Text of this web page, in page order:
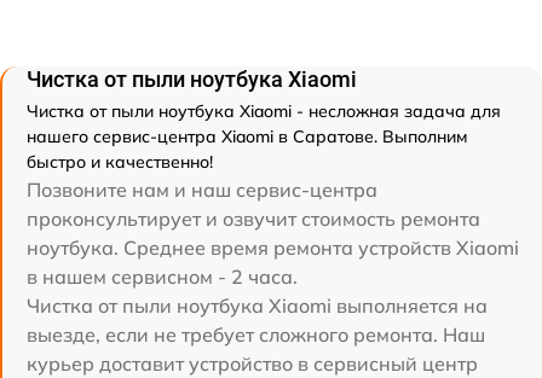
Чистка от пыли ноутбука Xiaomi
Чистка от пыли ноутбука Xiaomi - несложная задача для
нашего сервис-центра Xiaomi в Саратове. Выполним
быстро и качественно!
Позвоните нам и наш сервис-центра
проконсультирует и озвучит стоимость ремонта
ноутбука. Среднее время ремонта устройств Xiaomi
в нашем сервисном - 2 часа.
Чистка от пыли ноутбука Xiaomi выполняется на
выезде, если не требует сложного ремонта. Наш
курьер доставит устройство в сервисный центр